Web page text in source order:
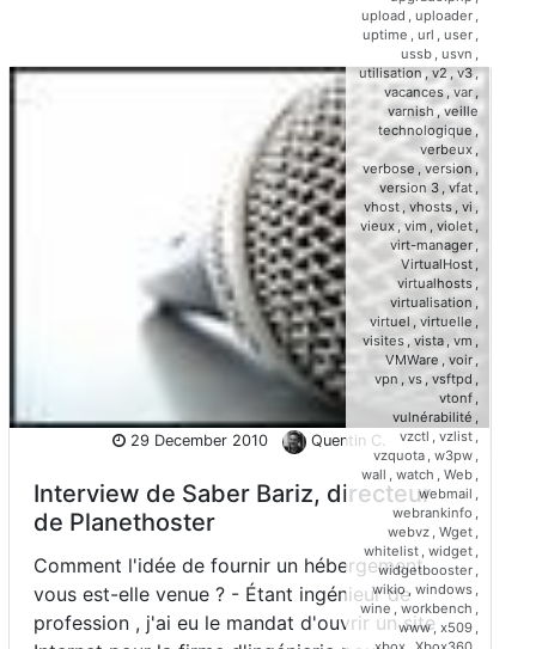
29 December 2010 Quentin C.
Interview de Saber Bariz, directeur
de Planethoster
Comment l'idée de fournir un hébergement
vous est-elle venue ? - Étant ingénieur de
profession , j'ai eu le mandat d'ouvrir un site
upload , uploader ,
uptime , url , user ,
ussb , usvn ,
utilisation,v2,v3,
vacances , var,
varnish , veille
technologique ,
verbeux ,
verbose ,version,
version 3 ,vfat ,
vhost , vhosts , vi ,
vieux , vim , violet,
virt-manager ,
VirtualHost ,
virtualhosts ,
virtualisation ,
virtuel, virtuelle ,
visites , vista , vm ,
VMWare , voir ,
vpn , vs , vsftpd ,
vtonf ,
vulnérabilité ,
vzctl , vzlist ,
vzquota , w3pw ,
wall , watch , Web ,
webmail ,
webrankinfo ,
webvz , Wget ,
whitelist , widget ,
widgetbooster ,
wikio, windows ,
wine , workbench ,
www, x509 ,